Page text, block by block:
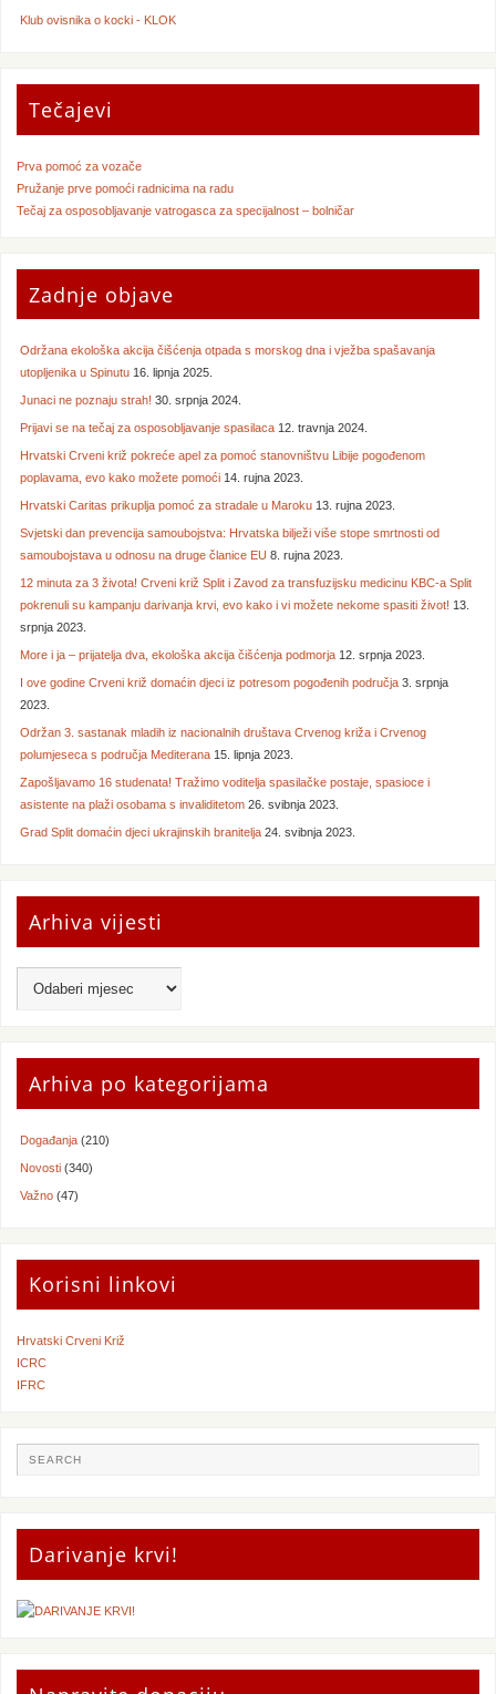
Klub ovisnika o kocki - KLOK
Tečajevi
Prva pomoć za vozače
Pružanje prve pomoći radnicima na radu
Tečaj za osposobljavanje vatrogasca za specijalnost – bolničar
Zadnje objave
Održana ekološka akcija čišćenja otpada s morskog dna i vježba spašavanja
utopljenika u Spinutu 16. lipnja 2025.
Junaci ne poznaju strah! 30. srpnja 2024.
Prijavi se na tečaj za osposobljavanje spasilaca 12. travnja 2024.
Hrvatski Crveni križ pokreće apel za pomoć stanovništvu Libije pogođenom
poplavama, evo kako možete pomoći 14. rujna 2023.
Hrvatski Caritas prikuplja pomoć za stradale u Maroku 13. rujna 2023.
Svjetski dan prevencija samoubojstva: Hrvatska bilježi više stope smrtnosti od
samoubojstava u odnosu na druge članice EU 8. rujna 2023.
12 minuta za 3 života! Crveni križ Split i Zavod za transfuzijsku medicinu KBC-a Split
pokrenuli su kampanju darivanja krvi, evo kako i vi možete nekome spasiti život! 13.
srpnja 2023.
More i ja – prijatelja dva, ekološka akcija čišćenja podmorja 12. srpnja 2023.
I ove godine Crveni križ domaćin djeci iz potresom pogođenih područja 3. srpnja
2023.
Održan 3. sastanak mladih iz nacionalnih društava Crvenog križa i Crvenog
polumjeseca s područja Mediterana 15. lipnja 2023.
Zapošljavamo 16 studenata! Tražimo voditelja spasilačke postaje, spasioce i
asistente na plaži osobama s invaliditetom 26. svibnja 2023.
Grad Split domaćin djeci ukrajinskih branitelja 24. svibnja 2023.
Arhiva vijesti
Arhiva po kategorijama
Događanja (210)
Novosti (340)
Važno (47)
Korisni linkovi
Hrvatski Crveni Križ
ICRC
IFRC
Darivanje krvi!